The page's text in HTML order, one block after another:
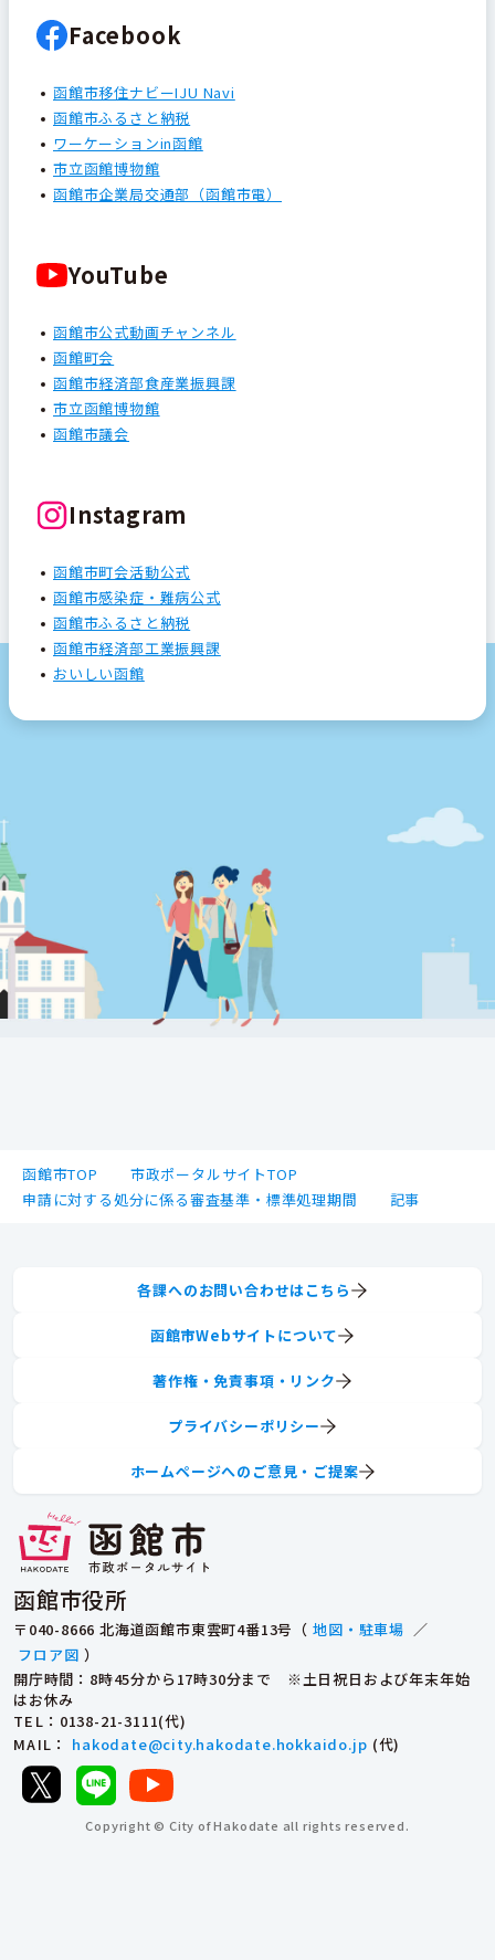
Facebook
函館市移住ナビーIJU Navi
函館市ふるさと納税
ワーケーションin函館
市立函館博物館
函館市企業局交通部（函館市電）
YouTube
函館市公式動画チャンネル
函館町会
函館市経済部食産業振興課
市立函館博物館
函館市議会
Instagram
函館市町会活動公式
函館市感染症・難病公式
函館市ふるさと納税
函館市経済部工業振興課
おいしい函館
函館市TOP
市政ポータルサイトTOP
申請に対する処分に係る審査基準・標準処理期間
記事
函館市役所
〒040-8666 北海道函館市東雲町4番13号（ 地図・駐車場 ／
フロア図 ）
開庁時間：8時45分から17時30分まで ※土日祝日および年末年始
はお休み
TEL ：0138-21-3111(代)
MAIL ： hakodate@city.hakodate.hokkaido.jp (代)
各課へのお問い合わせはこちら
函館市Webサイトについて
著作権・免責事項・リンク
プライバシーポリシー
ホームページへのご意見・ご提案
Copyright © City of Hakodate all rights reserved.